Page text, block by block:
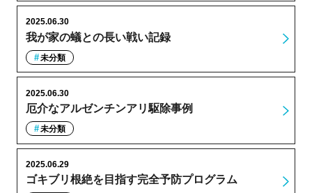
我が家の蟻との長い戦い記録
2025.06.30
未分類
厄介なアルゼンチンアリ駆除事例
2025.06.30
未分類
ゴキブリ根絶を目指す完全予防プログラム
2025.06.29